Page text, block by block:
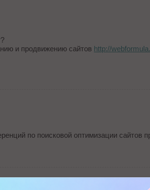
и продвижению сайтов http://
по поисковой оптимизации сайтов